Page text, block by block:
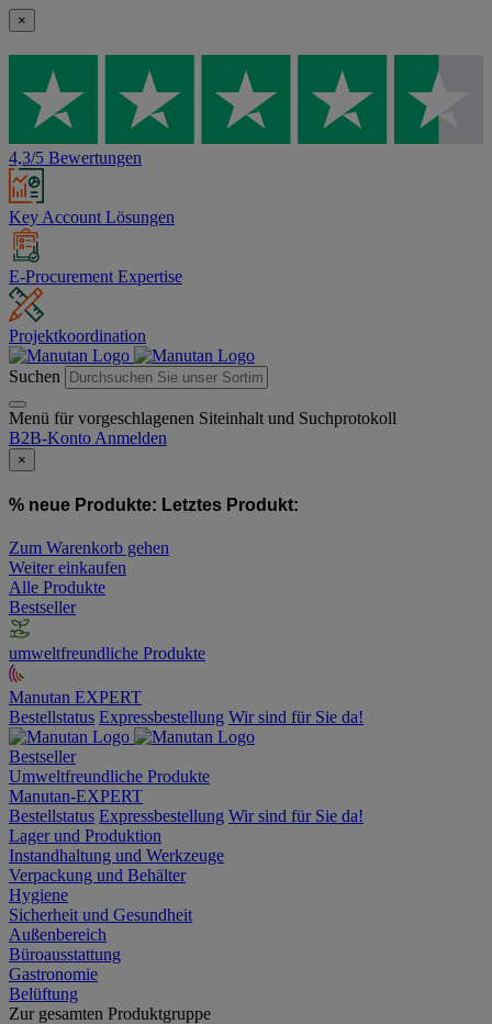
×
4,3/5 Bewertungen
Key Account Lösungen
E-Procurement Expertise
Projektkoordination
Suchen
Menü für vorgeschlagenen Siteinhalt und Suchprotokoll
B2B-Konto Anmelden
×
% neue Produkte: Letztes Produkt:
Zum Warenkorb gehen
Weiter einkaufen
Alle Produkte
Bestseller
umweltfreundliche Produkte
Manutan EXPERT
Bestellstatus Expressbestellung Wir sind für Sie da!
Bestseller
Umweltfreundliche Produkte
Manutan-EXPERT
Bestellstatus Expressbestellung Wir sind für Sie da!
Lager und Produktion
Instandhaltung und Werkzeuge
Verpackung und Behälter
Hygiene
Sicherheit und Gesundheit
Außenbereich
Büroausstattung
Gastronomie
Belüftung
Zur gesamten Produktgruppe